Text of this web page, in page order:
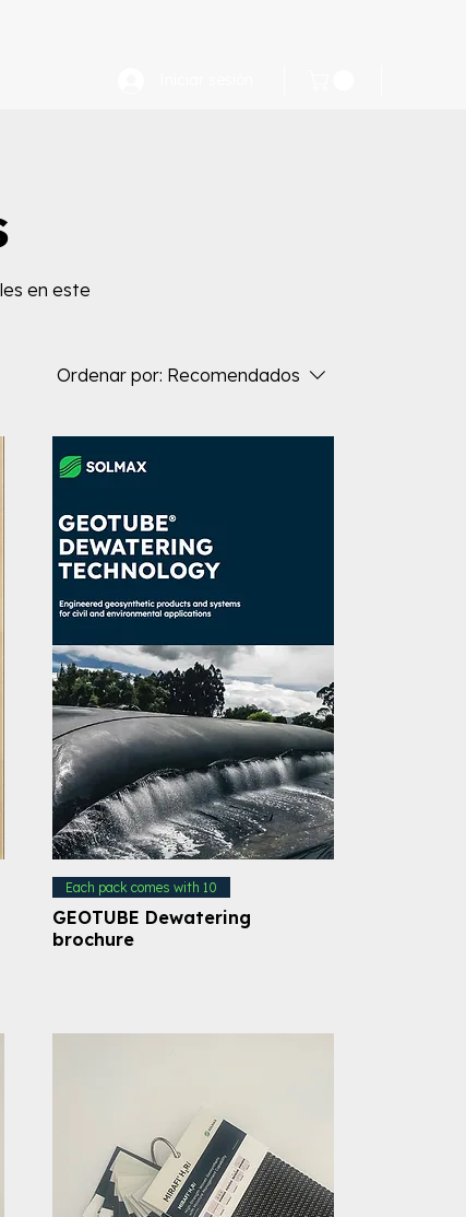
en este
Ordenar por: Recomendados
Each pack comes with 10
GEOTUBE Dewatering
brochure